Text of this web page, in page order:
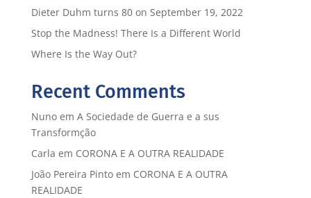
Dieter Duhm turns 80 on September 19, 2022
Stop the Madness! There Is a Different World
Where Is the Way Out?
Recent Comments
Nunoem A Sociedade de Guerra e a sus
Transformção
Carla em CORONA E A OUTRA REALIDADE
João Pereira Pintoem CORONA E A OUTRA
REALIDADE